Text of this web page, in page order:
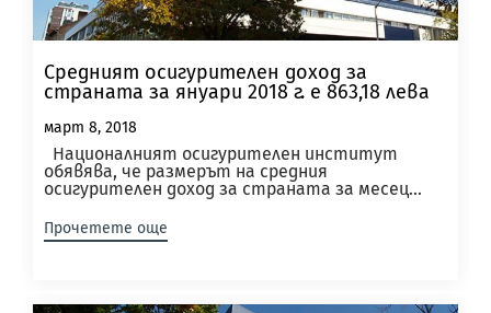
Средният осигурителен доход за
страната за януари 2018 г. е 863,18 лева
март 8, 2018
Националният осигурителен институт
обявява, че размерът на средния
осигурителен доход за страната за месец...
Прочетете още